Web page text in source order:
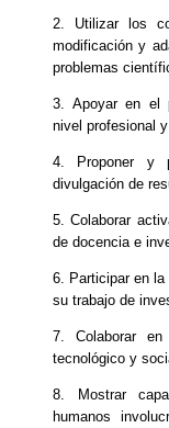
2. Utilizar los
modificación y
problemas
3. Apoyar en el
nivel profesional
4. Proponer y
divulgación de
5. Colaborar
de docencia e
6. Participar en
su trabajo de
7. Colaborar
tecnológico y
8. Mostrar
humanos